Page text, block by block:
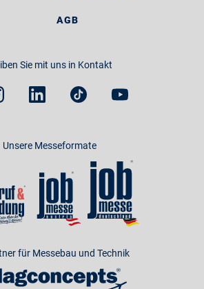
AGB
Sie mit uns in Kontakt
Unsere Messeformate
für Messebau und Technik